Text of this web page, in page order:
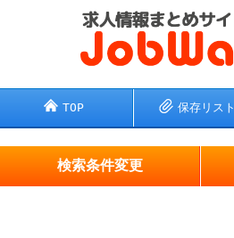
TOP 保存リスト
検索条件変更